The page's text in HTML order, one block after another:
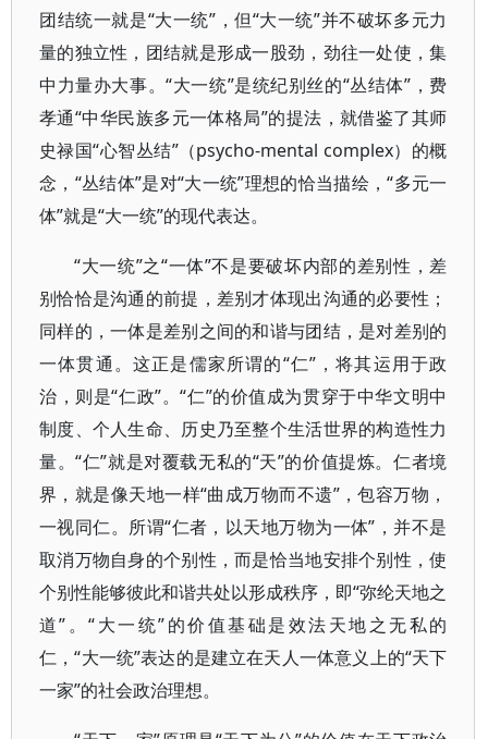
团结统一就是“大一统”，但“大一统”并不破坏多元力
量的独立性，团结就是形成一股劲，劲往一处使，集
中力量办大事。“大一统”是统纪别丝的“丛结体”，费
孝通“中华民族多元一体格局”的提法，就借鉴了其师
史禄国“心智丛结”（psycho-mental complex）的概
念，“丛结体”是对“大一统”理想的恰当描绘，“多元一
体”就是“大一统”的现代表达。
“大一统”之“一体”不是要破坏内部的差别性，差
别恰恰是沟通的前提，差别才体现出沟通的必要性；
同样的，一体是差别之间的和谐与团结，是对差别的
一体贯通。这正是儒家所谓的“仁”，将其运用于政
治，则是“仁政”。“仁”的价值成为贯穿于中华文明中
制度、个人生命、历史乃至整个生活世界的构造性力
量。“仁”就是对覆载无私的“天”的价值提炼。仁者境
界，就是像天地一样“曲成万物而不遗”，包容万物，
一视同仁。所谓“仁者，以天地万物为一体”，并不是
取消万物自身的个别性，而是恰当地安排个别性，使
个别性能够彼此和谐共处以形成秩序，即“弥纶天地之
道”。“大一统”的价值基础是效法天地之无私的
仁，“大一统”表达的是建立在天人一体意义上的“天下
一家”的社会政治理想。